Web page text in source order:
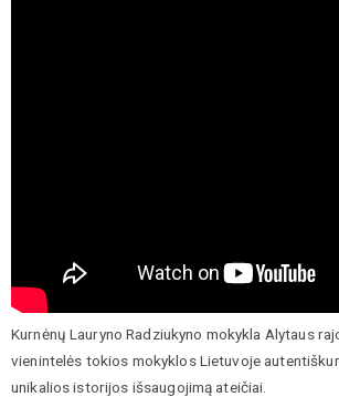
Kurnėnų Lauryno Radziukyno mokykla Alytaus
vienintelės tokios mokyklos Lietuvoje
unikalios istorijos išsaugojimą ateičiai.